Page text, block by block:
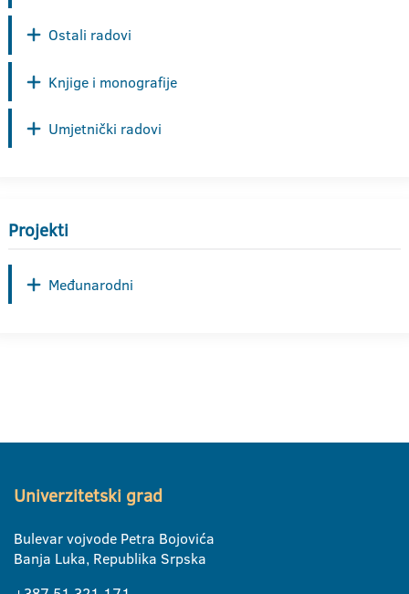
Ostali radovi
Knjige i monografije
Umjetnički radovi
Projekti
Međunarodni
Univerzitetski grad
Bulevar vojvode Petra Bojovića
Banja Luka, Republika Srpska